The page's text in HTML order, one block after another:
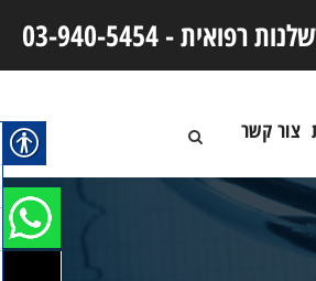
רפואית -03-940-5454
צור קשר